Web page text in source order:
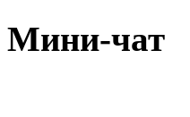
Мини-чат